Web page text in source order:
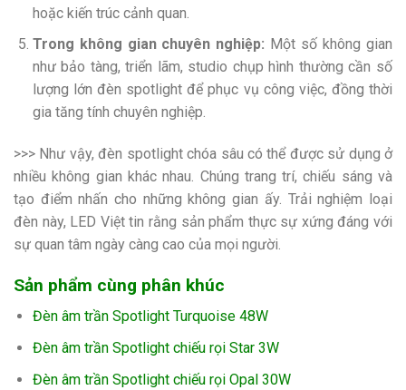
hoặc kiến trúc cảnh quan.
Trong không gian chuyên nghiệp: Một số không gian
như bảo tàng, triển lãm, studio chụp hình thường cần số
lượng lớn đèn spotlight để phục vụ công việc, đồng thời
gia tăng tính chuyên nghiệp.
>>> Như vậy, đèn spotlight chóa sâu có thể được sử dụng ở
nhiều không gian khác nhau. Chúng trang trí, chiếu sáng và
tạo điểm nhấn cho những không gian ấy. Trải nghiệm loại
đèn này, LED Việt tin rằng sản phẩm thực sự xứng đáng với
sự quan tâm ngày càng cao của mọi người.
Sản phẩm cùng phân khúc
Đèn âm trần Spotlight Turquoise 48W
Đèn âm trần Spotlight chiếu rọi Star 3W
Đèn âm trần Spotlight chiếu rọi Opal 30W